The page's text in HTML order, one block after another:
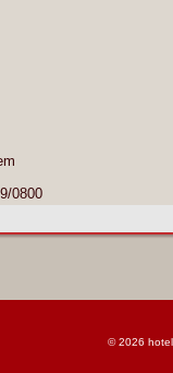
0800
© 2026